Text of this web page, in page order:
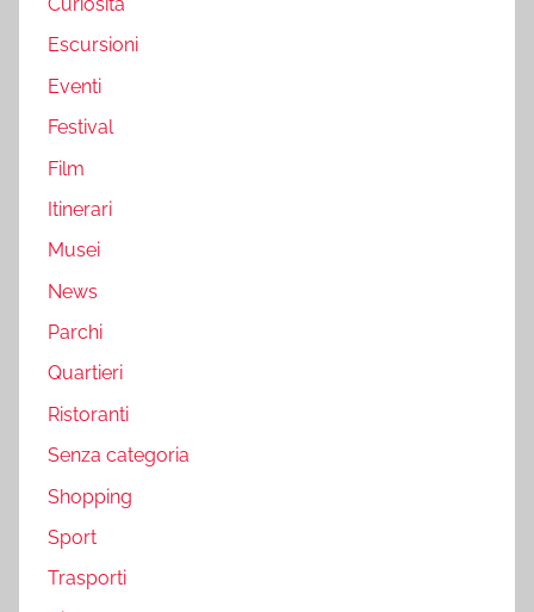
Escursioni
Eventi
Festival
Film
Itinerari
Musei
News
Parchi
Quartieri
Ristoranti
Senza categoria
Shopping
Sport
Trasporti